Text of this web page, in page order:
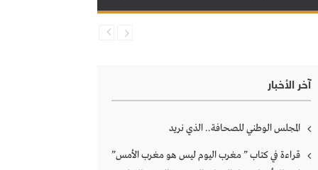
آخر الأخبار
المجلس الوطني للصحافة.. الذي نريد
قراءة في كتاب ” مغرب اليوم ليس هو مغرب الأمس”